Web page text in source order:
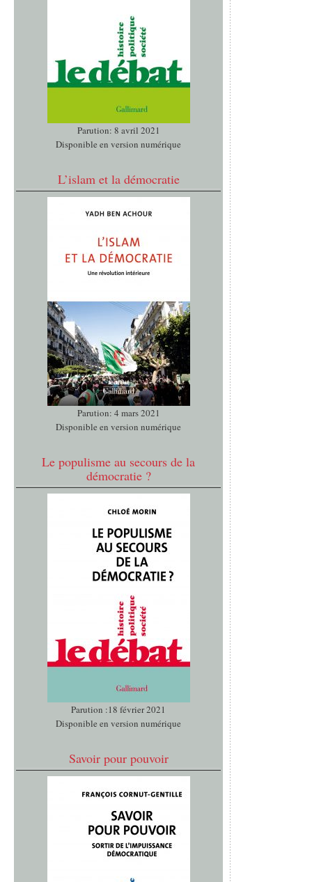
Parution: 8 avril 2021
Disponible en version numérique
L’islam et la démocratie
Parution: 4 mars 2021
Disponible en version numérique
Le populisme au secours de la
démocratie ?
Parution :18 février 2021
Disponible en version numérique
Savoir pour pouvoir